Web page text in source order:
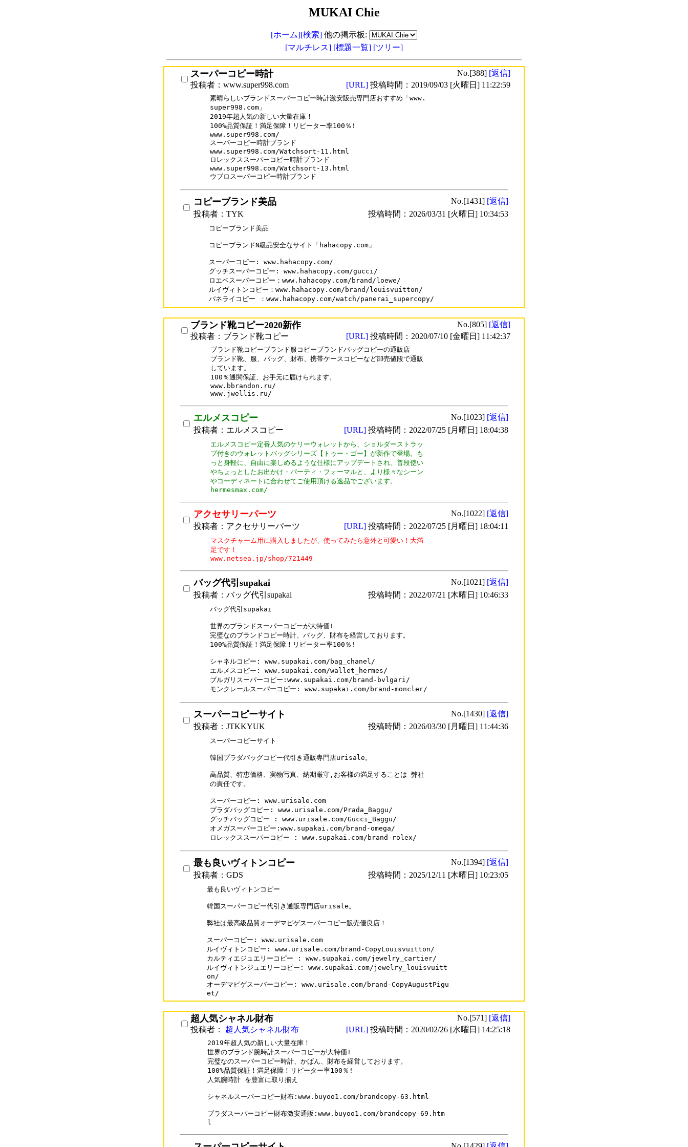
MUKAI Chie
[ホーム][検索] 他の掲示板:
[マルチレス] [標題一覧] [ツリー]
スーパーコピー時計 No.[388] [返信]
投稿者：www.super998.com
[URL] 投稿時間：2019/09/03 [火曜日] 11:22:59
素晴らしいブランドスーパーコピー時計激安販売専門店おすすめ「www.
super998.com」
2019年超人気の新しい大量在庫！
100%品質保証！満足保障！リピーター率100％!
www.super998.com/
スーパーコピー時計ブランド
www.super998.com/Watchsort-11.html
ロレックススーパーコピー時計ブランド
www.super998.com/Watchsort-13.html
ウブロスーパーコピー時計ブランド
コピーブランド美品 No.[1431] [返信]
投稿者：TYK
投稿時間：2026/03/31 [火曜日] 10:34:53
コピーブランド美品
コピーブランドN級品安全なサイト「hahacopy.com」
スーパーコピー: www.hahacopy.com/
グッチスーパーコピー: www.hahacopy.com/gucci/
ロエベスーパーコピー：www.hahacopy.com/brand/loewe/
ルイヴィトンコピー：www.hahacopy.com/brand/louisvuitton/
パネライコピー ：www.hahacopy.com/watch/panerai_supercopy/
ブランド靴コピー2020新作 No.[805] [返信]
投稿者：ブランド靴コピー
[URL] 投稿時間：2020/07/10 [金曜日] 11:42:37
ブランド靴コピーブランド服コピーブランドバッグコピーの通販店
ブランド靴、服、バッグ、財布、携帯ケースコピーなど卸売値段で通販
しています。
100％通関保証、お手元に届けられます。
www.bbrandon.ru/
www.jwellis.ru/
エルメスコピー No.[1023] [返信]
投稿者：エルメスコピー
[URL] 投稿時間：2022/07/25 [月曜日] 18:04:38
エルメスコピー定番人気のケリーウォレットから、ショルダーストラッ
プ付きのウォレットバッグシリーズ【トゥー・ゴー】が新作で登場。も
っと身軽に、自由に楽しめるような仕様にアップデートされ、普段使い
やちょっとしたお出かけ・パーティ・フォーマルと、より様々なシーン
やコーディネートに合わせてご使用頂ける逸品でございます。
アクセサリーパーツ No.[1022] [返信]
投稿者：アクセサリーパーツ
[URL] 投稿時間：2022/07/25 [月曜日] 18:04:11
マスクチャーム用に購入しましたが、使ってみたら意外と可愛い！大満
足です！
www.netsea.jp/shop/721449
バッグ代引supakai No.[1021] [返信]
投稿者：バッグ代引supakai
投稿時間：2022/07/21 [木曜日] 10:46:33
バッグ代引supakai
世界のブランドスーパーコピーが大特価!
完璧なのブランドコピー時計、バッグ、財布を経営しております。
100%品質保証！満足保障！リピーター率100％!
シャネルコピー: www.supakai.com/bag_chanel/
エルメスコピー: www.supakai.com/wallet_hermes/
ブルガリスーパーコピー:www.supakai.com/brand-bvlgari/
スーパーコピーサイト No.[1430] [返信]
投稿者：JTKKYUK
投稿時間：2026/03/30 [月曜日] 11:44:36
スーパーコピーサイト
韓国プラダバッグコピー代引き通販専門店urisale。
高品質、特恵価格、実物写真、納期厳守,お客様の満足することは 弊社
の責任です。
スーパーコピー: www.urisale.com
プラダバッグコピー: www.urisale.com/Prada_Baggu/
グッチバッグコピー : www.urisale.com/Gucci_Baggu/
オメガスーパーコピー:www.supakai.com/brand-omega/
ロレックススーパーコピー : www.supakai.com/brand-rolex/
最も良いヴィトンコピー No.[1394] [返信]
投稿者：GDS
投稿時間：2025/12/11 [木曜日] 10:23:05
最も良いヴィトンコピー
韓国スーパーコピー代引き通販専門店urisale。
弊社は最高級品質オーデマピゲスーパーコピー販売優良店！
スーパーコピー: www.urisale.com
ルイヴィトンコピー: www.urisale.com/brand-CopyLouisvuitton/
カルティエジュエリーコピー : www.supakai.com/jewelry_cartier/
ルイヴィトンジュエリーコピー: www.supakai.com/jewelry_louisvuitt
on/
オーデマピゲスーパーコピー: www.urisale.com/brand-CopyAugustPigu
et/
超人気シャネル財布 No.[571] [返信]
投稿者：
超人気シャネル財布 [URL] 投稿時間：2020/02/26 [水曜日] 14:25:18
2019年超人気の新しい大量在庫！
世界のブランド腕時計スーパーコピーが大特価!
完璧なのスーパーコピー時計、かばん、財布を経営しております。
100%品質保証！満足保障！リピーター率100％!
人気腕時計 を豊富に取り揃え
シャネルスーパーコピー財布:www.buyoo1.com/brandcopy-63.html
プラダスーパーコピー財布激安通販:www.buyoo1.com/brandcopy-69.htm